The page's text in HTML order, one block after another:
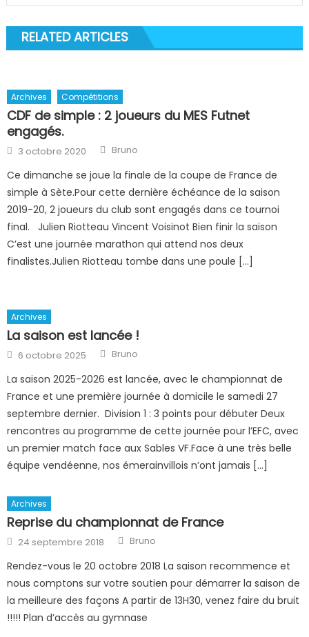
RELATED ARTICLES
Archives Compétitions
CDF de simple : 2 joueurs du MES Futnet
engagés.
Posted
on
3 octobre 2020 Author
Bruno
Ce dimanche se joue la finale de la coupe de France de
simple à Sète.Pour cette dernière échéance de la saison
2019-20, 2 joueurs du club sont engagés dans ce tournoi
final. Julien Riotteau Vincent Voisinot Bien finir la saison
C’est une journée marathon qui attend nos deux
finalistes.Julien Riotteau tombe dans une poule […]
Archives
La saison est lancée !
Posted
on
6 octobre 2025 Author
Bruno
La saison 2025-2026 est lancée, avec le championnat de
France et une première journée à domicile le samedi 27
septembre dernier. Division 1 : 3 points pour débuter Deux
rencontres au programme de cette journée pour l’EFC, avec
un premier match face aux Sables VF.Face à une très belle
équipe vendéenne, nos émerainvillois n’ont jamais […]
Archives
Reprise du championnat de France
Posted
on
24 septembre 2018 Author
Bruno
Rendez-vous le 20 octobre 2018 La saison recommence et
nous comptons sur votre soutien pour démarrer la saison de
la meilleure des façons A partir de 13H30, venez faire du bruit
!!!!! Plan d’accès au gymnase